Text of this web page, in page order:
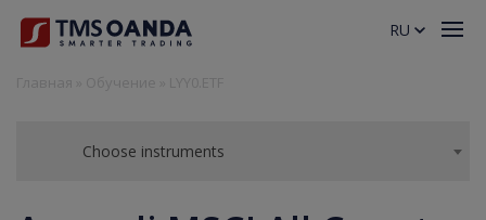
Choose instruments
RU